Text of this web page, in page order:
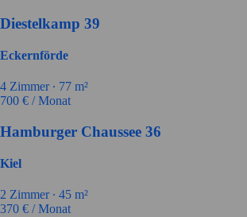
Diestelkamp 39
Eckernförde
4 Zimmer ∙ 77 m²
700 € / Monat
Hamburger Chaussee 36
Kiel
2 Zimmer ∙ 45 m²
370 € / Monat